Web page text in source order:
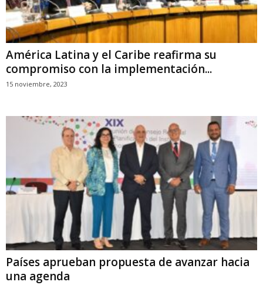
América Latina y el Caribe reafirma su
compromiso con la implementación...
15 noviembre, 2023
Países aprueban propuesta de avanzar hacia
una agenda